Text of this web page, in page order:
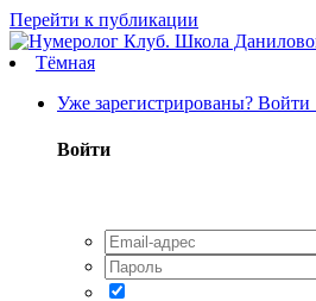
Перейти к публикации
Тёмная
Уже зарегистрированы? Войти
Войти